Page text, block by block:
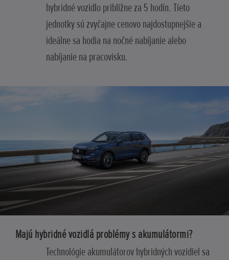
hybridné vozidlo približne za 5 hodín. Tieto
jednotky sú zvyčajne cenovo najdostupnejšie a
ideálne sa hodia na nočné nabíjanie alebo
nabíjanie na pracovisku.
Majú hybridné vozidlá problémy s akumulátormi?
Technológie akumulátorov hybridných vozidiel sa